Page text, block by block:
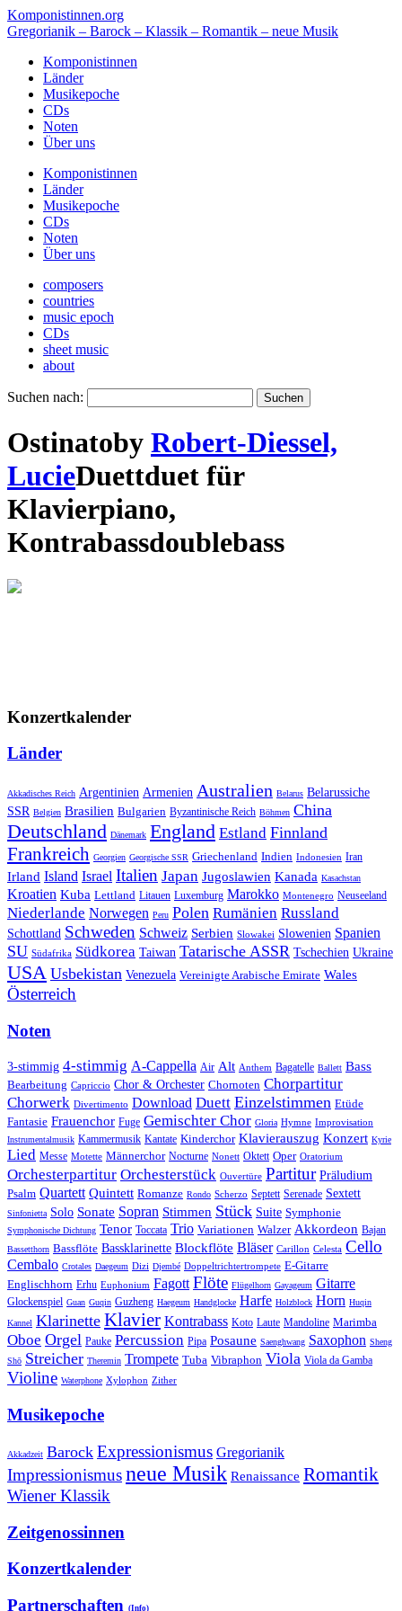
Komponistinnen.org
Gregorianik – Barock – Klassik – Romantik – neue Musik
Komponistinnen
Länder
Musikepoche
CDs
Noten
Über uns
Komponistinnen
Länder
Musikepoche
CDs
Noten
Über uns
composers
countries
music epoch
CDs
sheet music
about
Suchen nach:
Ostinatoby Robert-Diessel,
LucieDuettduet für
Klavierpiano,
Kontrabassdoublebass
Konzertkalender
Länder
Akkadisches Reich Argentinien Armenien Australien Belarus Belarussiche
SSR Belgien Brasilien Bulgarien Byzantinische Reich Böhmen China
Deutschland Dänemark England Estland Finnland
Frankreich Georgien Georgische SSR Griechenland Indien Indonesien Iran
Irland Island Israel Italien Japan Jugoslawien Kanada Kasachstan
Kroatien Kuba Lettland Litauen Luxemburg Marokko Montenegro Neuseeland
Niederlande Norwegen Peru Polen Rumänien Russland
Schottland Schweden Schweiz Serbien Slowakei Slowenien Spanien
SU Südafrika Südkorea Taiwan Tatarische ASSR Tschechien Ukraine
USA Usbekistan Venezuela Vereinigte Arabische Emirate Wales
Österreich
Noten
3-stimmig 4-stimmig A-Cappella Air Alt Anthem Bagatelle Ballett Bass
Bearbeitung Capriccio Chor & Orchester Chornoten Chorpartitur
Chorwerk Divertimento Download Duett Einzelstimmen Etüde
Fantasie Frauenchor Fuge Gemischter Chor Gloria Hymne Improvisation
Instrumentalmusik Kammermusik Kantate Kinderchor Klavierauszug Konzert Kyrie
Lied Messe Motette Männerchor Nocturne Nonett Oktett Oper Oratorium
Orchesterpartitur Orchesterstück Ouvertüre Partitur Präludium
Psalm Quartett Quintett Romanze Rondo Scherzo Septett Serenade Sextett
Sinfonietta Solo Sonate Sopran Stimmen Stück Suite Symphonie
Symphonische Dichtung Tenor Toccata Trio Variationen Walzer Akkordeon Bajan
Bassetthorn Bassflöte Bassklarinette Blockflöte Bläser Carillon Celesta Cello
Cembalo Crotales Daegeum Dizi Djembé Doppeltrichtertrompete E-Gitarre
Englischhorn Erhu Euphonium Fagott Flöte Flügelhorn Gayageum Gitarre
Glockenspiel Guan Guqin Guzheng Haegeum Handglocke Harfe Holzblock Horn Huqin
Kannel Klarinette Klavier Kontrabass Koto Laute Mandoline Marimba
Oboe Orgel Pauke Percussion Pipa Posaune Saenghwang Saxophon Sheng
Shō Streicher Theremin Trompete Tuba Vibraphon Viola Viola da Gamba
Violine Waterphone Xylophon Zither
Musikepoche
Akkadzeit Barock Expressionismus Gregorianik
Impressionismusneue Musik Renaissance Romantik
Wiener Klassik
Zeitgenossinnen
Konzertkalender
Partnerschaften (Info)